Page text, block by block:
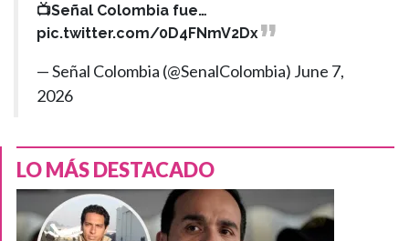
📺Señal Colombia fue…
pic.twitter.com/0D4FNmV2Dx
— Señal Colombia (@SenalColombia) June 7,
2026
LO MÁS DESTACADO